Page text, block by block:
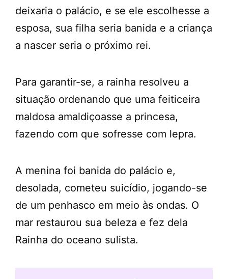
deixaria o palácio, e se ele escolhesse a
esposa, sua filha seria banida e a criança
a nascer seria o próximo rei.
Para garantir-se, a rainha resolveu a
situação ordenando que uma feiticeira
maldosa amaldiçoasse a princesa,
fazendo com que sofresse com lepra.
A menina foi banida do palácio e,
desolada, cometeu suicídio, jogando-se
de um penhasco em meio às ondas. O
mar restaurou sua beleza e fez dela
Rainha do oceano sulista.